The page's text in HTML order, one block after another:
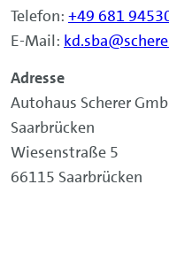
Telefon: +49 681
E-Mail:
Adresse
Autohaus Scherer
Saarbrücken
Wiesenstraße 5
66115 Saarbrücken